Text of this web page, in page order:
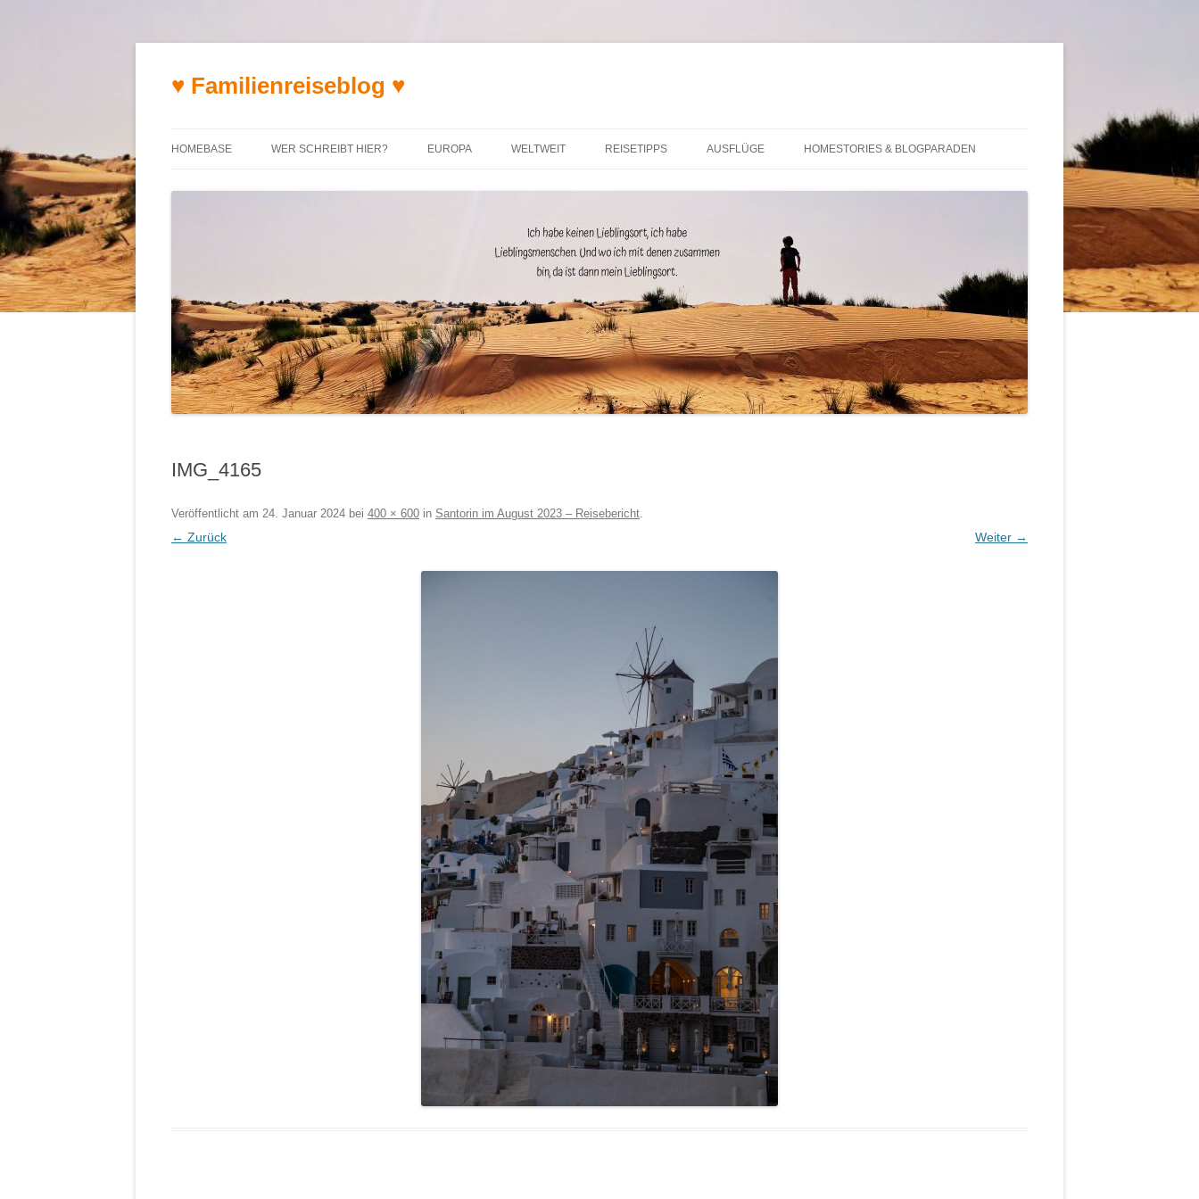
♥ Familienreiseblog ♥
HOMEBASE WER SCHREIBT HIER? EUROPA WELTWEIT REISETIPPS AUSFLÜGE HOMESTORIES & BLOGPARADEN
IMG_4165
Veröffentlicht am 24. Januar 2024 bei 400 × 600 in Santorin im August 2023 – Reisebericht.
← Zurück Weiter →